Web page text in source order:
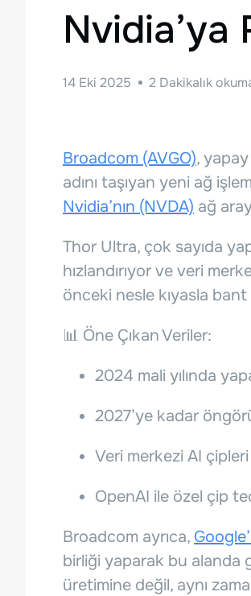
Nvidia’ya
14 Eki 2025 2 Dakikalık
Broadcom (AVGO),
adını taşıyan yeni ağ
Nvidia’nın (NVDA) ağ
Thor Ultra, çok sayıda
hızlandırıyor ve veri
önceki nesle kıyasla bant
📊 Öne Çıkan Veriler:
2024 mali yılında
2027’ye kadar
Veri merkezi AI
OpenAI ile özel çip
Broadcom ayrıca,
birliği yaparak bu alanda
üretimine değil, aynı